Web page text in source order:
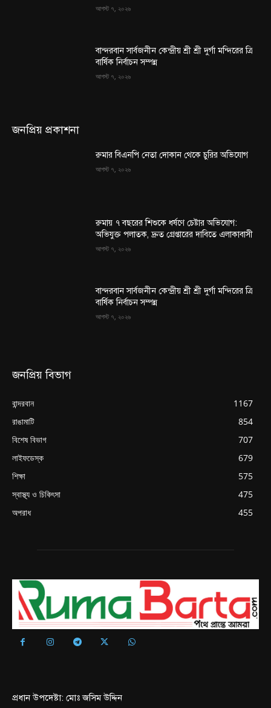
আগস্ট ৭, ২০২৬
বান্দরবান সার্বজনীন কেন্দ্রীয় শ্রী শ্রী দুর্গা মন্দিরের ত্রি
বার্ষিক নির্বাচন সম্পন্ন
আগস্ট ৭, ২০২৬
জনপ্রিয় প্রকাশনা
রুমার বিএনপি নেতা দোকান থেকে চুরির অভিযোগ
আগস্ট ৭, ২০২৬
রুমায় ৭ বছরের শিশুকে ধর্ষণে চেষ্টার অভিযোগ:
অভিযুক্ত পলাতক, দ্রুত গ্রেপ্তারের দাবিতে এলাকাবাসী
আগস্ট ৭, ২০২৬
বান্দরবান সার্বজনীন কেন্দ্রীয় শ্রী শ্রী দুর্গা মন্দিরের ত্রি
বার্ষিক নির্বাচন সম্পন্ন
আগস্ট ৭, ২০২৬
জনপ্রিয় বিভাগ
বান্দরবান
1167
রাঙামাটি
854
বিশেষ বিভাগ
707
লাইফডেস্ক
679
শিক্ষা
575
স্বাস্থ্য ও চিকিৎসা
475
অপরাধ
455
প্রধান উপদেষ্টা: মোঃ জসিম উদ্দিন